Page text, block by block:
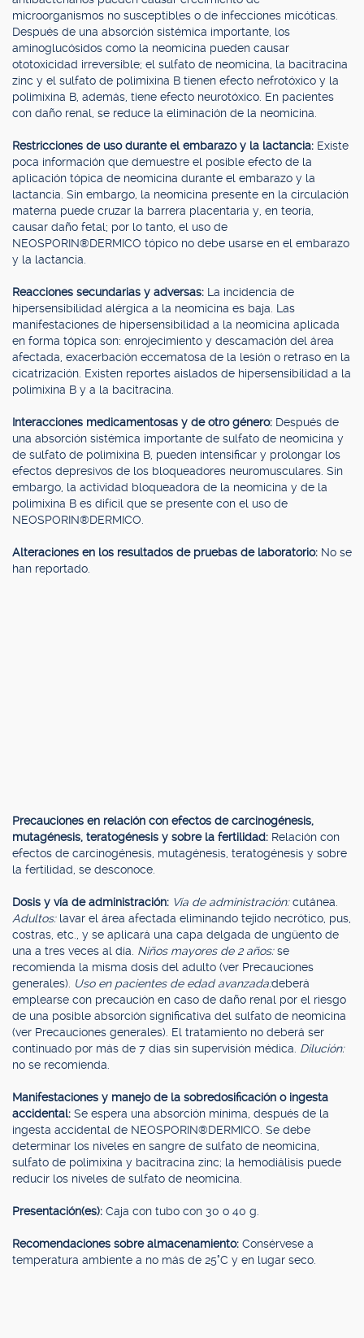
microorganismos no susceptibles o de infecciones micóticas.
Después de una absorción sistémica importante, los
aminoglucósidos como la neomicina pueden causar
ototoxicidad irreversible; el sulfato de neomicina, la bacitracina
zinc y el sulfato de polimixina B tienen efecto nefrotóxico y la
polimixina B, además, tiene efecto neurotóxico. En pacientes
con daño renal, se reduce la eliminación de la neomicina.
Restricciones de uso durante el embarazo y la lactancia: Existe
poca información que demuestre el posible efecto de la
aplicación tópica de neomicina durante el embarazo y la
lactancia. Sin embargo, la neomicina presente en la circulación
materna puede cruzar la barrera placentaria y, en teoría,
causar daño fetal; por lo tanto, el uso de
NEOSPORIN®DERMICO tópico no debe usarse en el embarazo
y la lactancia.
Reacciones secundarias y adversas: La incidencia de
hipersensibilidad alérgica a la neomicina es baja. Las
manifestaciones de hipersensibilidad a la neomicina aplicada
en forma tópica son: enrojecimiento y descamación del área
afectada, exacerbación eccematosa de la lesión o retraso en la
cicatrización. Existen reportes aislados de hipersensibilidad a la
polimixina B y a la bacitracina.
Interacciones medicamentosas y de otro género: Después de
una absorción sistémica importante de sulfato de neomicina y
de sulfato de polimixina B, pueden intensificar y prolongar los
efectos depresivos de los bloqueadores neuromusculares. Sin
embargo, la actividad bloqueadora de la neomicina y de la
polimixina B es difícil que se presente con el uso de
NEOSPORIN®DERMICO.
Alteraciones en los resultados de pruebas de laboratorio: No se
han reportado.
Precauciones en relación con efectos de carcinogénesis,
mutagénesis, teratogénesis y sobre la fertilidad: Relación con
efectos de carcinogénesis, mutagénesis, teratogénesis y sobre
la fertilidad, se desconoce.
Dosis y vía de administración: Vía de administración:cutánea.
Adultos: lavar el área afectada eliminando tejido necrótico, pus,
costras, etc., y se aplicará una capa delgada de ungüento de
una a tres veces al día. Niños mayores de 2 años:se
recomienda la misma dosis del adulto (ver Precauciones
generales). Uso en pacientes de edad avanzada:deberá
emplearse con precaución en caso de daño renal por el riesgo
de una posible absorción significativa del sulfato de neomicina
(ver Precauciones generales). El tratamiento no deberá ser
continuado por más de 7 días sin supervisión médica. Dilución:
no se recomienda.
Manifestaciones y manejo de la sobredosificación o ingesta
accidental: Se espera una absorción mínima, después de la
ingesta accidental de NEOSPORIN®DERMICO. Se debe
determinar los niveles en sangre de sulfato de neomicina,
sulfato de polimixina y bacitracina zinc; la hemodiálisis puede
reducir los niveles de sulfato de neomicina.
Presentación(es): Caja con tubo con 30 o 40 g.
Recomendaciones sobre almacenamiento: Consérvese a
temperatura ambiente a no más de 25°C y en lugar seco.